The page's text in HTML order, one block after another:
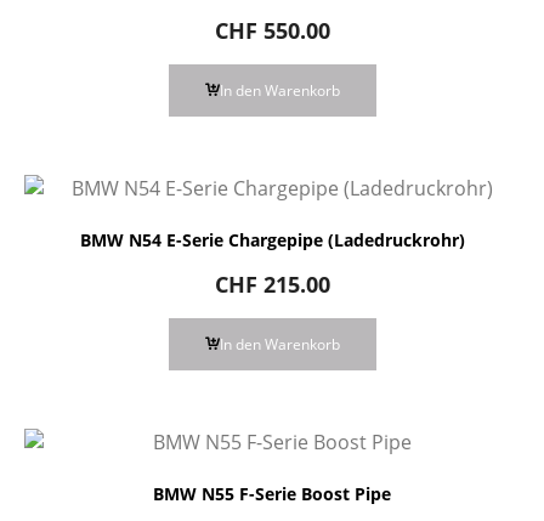
CHF 550.00
In den Warenkorb
BMW N54 E-Serie Chargepipe (Ladedruckrohr)
CHF 215.00
In den Warenkorb
BMW N55 F-Serie Boost Pipe